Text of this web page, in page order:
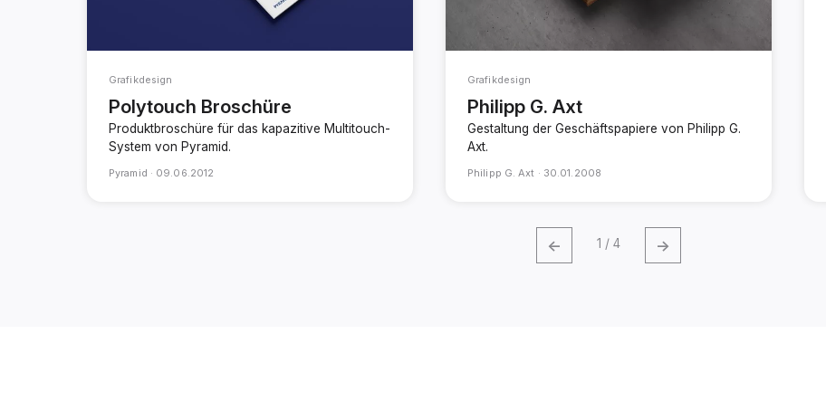
Grafikdesign
Polytouch Broschüre
Produktbroschüre für das kapazitive Multitouch-
System von Pyramid.
Pyramid · 09.06.2012
Grafikdesign
Philipp G. Axt
Gestaltung der Geschäftspapiere von Philipp G.
Axt.
Philipp G. Axt · 30.01.2008
← 1 / 4 →